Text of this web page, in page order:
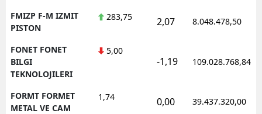
FMIZP F-M IZMIT
PISTON
283,75 2,07 8.048.478,50
FONET FONET
BILGI
TEKNOLOJILERI
5,00
-1,19 109.028.768,84
FORMT FORMET
METAL VE CAM
1,74 0,00 39.437.320,00